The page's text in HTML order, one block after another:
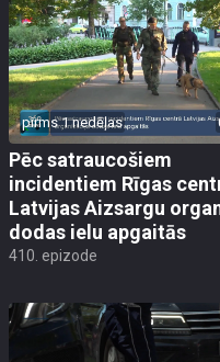
pirms 1 nedēļas
Pēc satraucošiem
incidentiem Rīgas
Latvijas Aizsargu
dodas ielu apgaitās
410. epizode